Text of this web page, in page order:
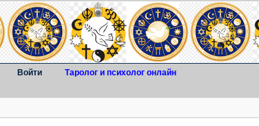
Войти Таролог и психолог онлайн